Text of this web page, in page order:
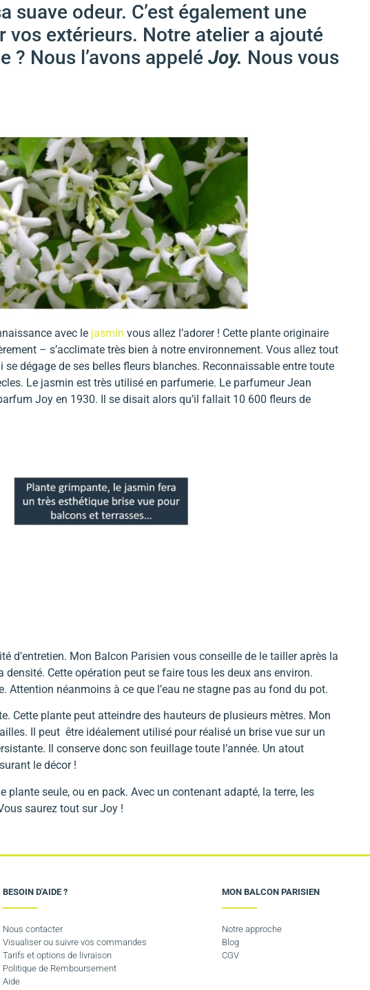
suave odeur. C’est également une
vos extérieurs. Notre atelier a ajouté
? Nous l’avons appelé Joy. Nous vous
avec le jasmin vous allez l’adorer ! Cette plante originaire
– s’acclimate très bien à notre environnement. Vous allez tout
se dégage de ses belles fleurs blanches. Reconnaissable entre toute
Le jasmin est très utilisé en parfumerie. Le parfumeur Jean
Joy en 1930. Il se disait alors qu’il fallait 10 600 fleurs de
d’entretien. Mon Balcon Parisien vous conseille de le tailler après la
Cette opération peut se faire tous les deux ans environ.
Attention néanmoins à ce que l’eau ne stagne pas au fond du pot.
Cette plante peut atteindre des hauteurs de plusieurs mètres. Mon
Il peut être idéalement utilisé pour réalisé un brise vue sur un
Il conserve donc son feuillage toute l’année. Un atout
le décor !
seule, ou en pack. Avec un contenant adapté, la terre, les
saurez tout sur Joy !
BESOIN D'AIDE ?
Nous contacter
Visualiser ou suivre vos commandes
Tarifs et options de livraison
Politique de Remboursement
Aide
MON BALCON PARISIEN
Notre approche
Blog
CGV